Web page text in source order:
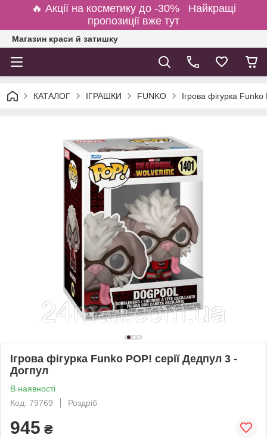
🔥 Акції на косметику до -30% Найкращі
пропозиції вже тут
Магазин краси й затишку
КАТАЛОГ ІГРАШКИ FUNKO Ігрова фігурка
Ігрова фігурка Funko POP! серії Дедпул 3 -
Догпул
В наявності
Код: 79769
Роздріб
945 ₴